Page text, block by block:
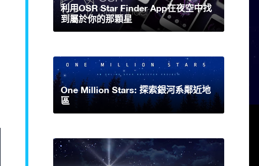
利用OSR Star Finder App在夜空中找
到屬於你的那顆星
One Million Stars: 探索銀河系鄰近地
區